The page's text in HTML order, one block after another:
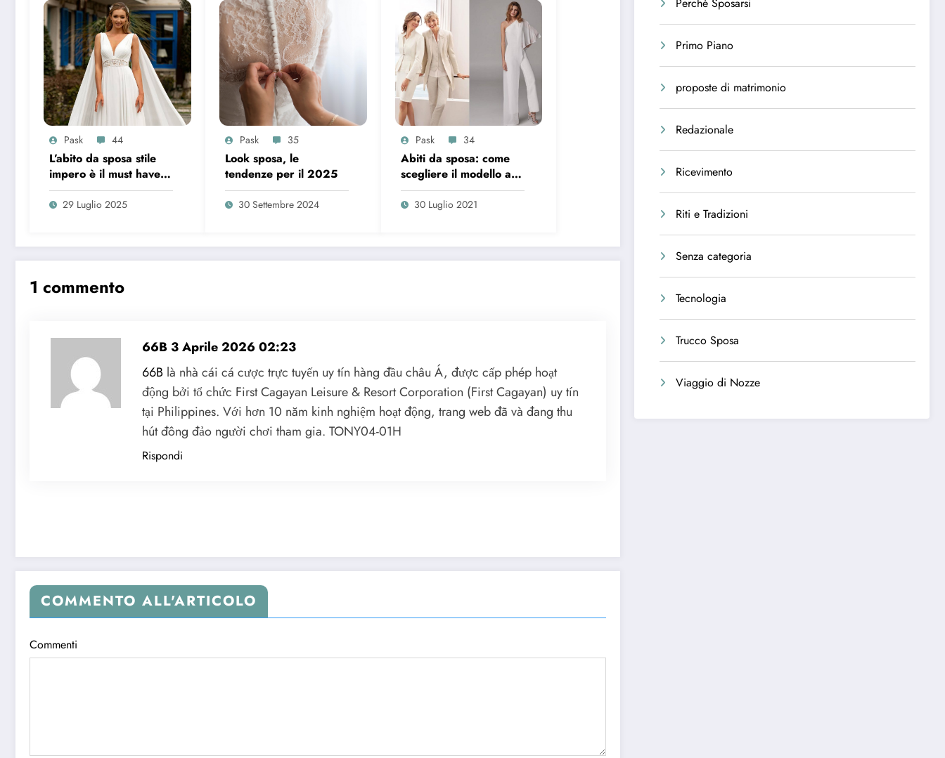
Pask 44
L’abito da sposa stile
impero è il must have
dell’estate 2025
29 Luglio 2025
Pask 35
Look sposa, le
tendenze per il 2025
30 Settembre 2024
Pask 34
Abiti da sposa: come
scegliere il modello a
seconda dell’età
30 Luglio 2021
1 commento
66B 3 Aprile 2026 02:23
66B là nhà cái cá cược trực tuyến uy tín hàng đầu châu Á, được cấp phép hoạt
động bởi tổ chức First Cagayan Leisure & Resort Corporation (First Cagayan) uy tín
tại Philippines. Với hơn 10 năm kinh nghiệm hoạt động, trang web đã và đang thu
hút đông đảo người chơi tham gia. TONY04-01H
Rispondi
COMMENTO ALL'ARTICOLO
Commenti
Perché Sposarsi
Primo Piano
proposte di matrimonio
Redazionale
Ricevimento
Riti e Tradizioni
Senza categoria
Tecnologia
Trucco Sposa
Viaggio di Nozze